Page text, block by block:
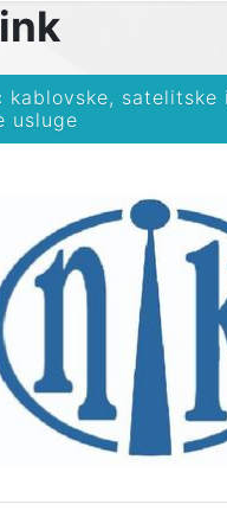
kablovske, satelitske
usluge